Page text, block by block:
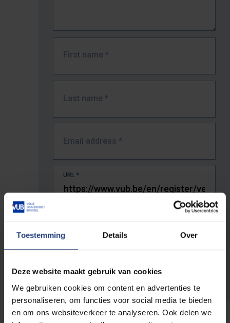
Toestemming Details Over
Deze website maakt gebruik van cookies
We gebruiken cookies om content en advertenties te
personaliseren, om functies voor social media te bieden
en om ons websiteverkeer te analyseren. Ook delen we
First name *
Last name *
Email address *
URL *
The full URL of the page where you encountered the error.